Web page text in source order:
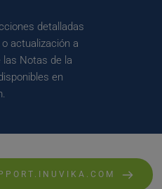
detalladas
actualización a
las Notas de la
en